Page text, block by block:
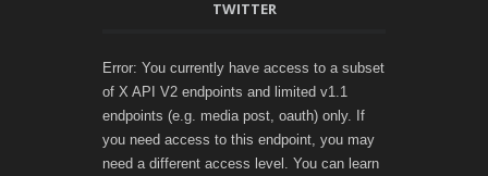
TWITTER
Error: You currently have access to a subset
of X API V2 endpoints and limited v1.1
endpoints (e.g. media post, oauth) only. If
you need access to this endpoint, you may
need a different access level. You can learn